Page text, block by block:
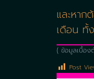
และหาก
เดือน ทั้
( ข้อมูลเบื้อง
Post